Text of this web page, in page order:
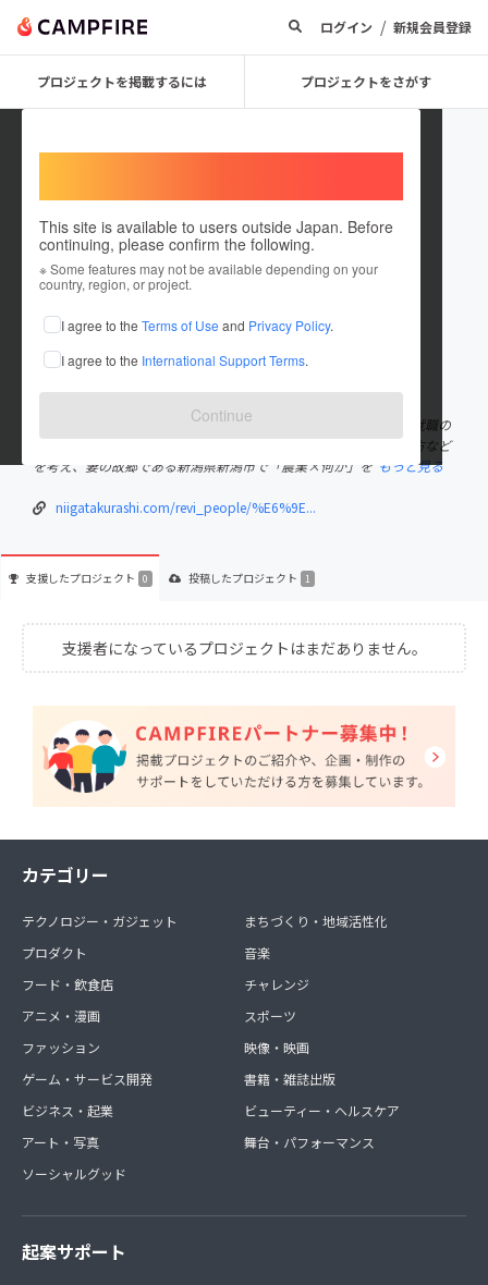
ログイン / 新規会員登録
プロジェクトを掲載するには プロジェクトをさがす
This site is available to users outside Japan. Before
continuing, please confirm the following.
※ Some features may not be available depending on your
country, region, or project.
I agree to the Terms of Use and Privacy Policy.
I agree to the International Support Terms.
Continue
渡部 善成
これまでに1件のプロジェクトを投稿しています
在住国：日本 現在地：新潟県
出身国：日本 出身地：福島県
福島県南会津町出身で、子どもの頃から野山で遊び育つ。進学と就職の
為、都会での生活を続けて来たが、子育て環境やこれからの生き方など
を考え、妻の故郷である新潟県新潟市で「農業×何か」を もっと見る
niigatakurashi.com/revi_people/%E6%9E...
支援したプロジェクト 0 投稿したプロジェクト 1
支援者になっているプロジェクトはまだありません。
カテゴリー
テクノロジー・ガジェット
プロダクト
フード・飲食店
アニメ・漫画
ファッション
ゲーム・サービス開発
ビジネス・起業
アート・写真
ソーシャルグッド
まちづくり・地域活性化
音楽
チャレンジ
スポーツ
映像・映画
書籍・雑誌出版
ビューティー・ヘルスケア
舞台・パフォーマンス
起案サポート